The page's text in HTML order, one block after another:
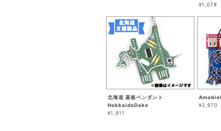
¥1,078
北海道 基板ペンダント
HokkaidoDake
¥1,911
¥2,970